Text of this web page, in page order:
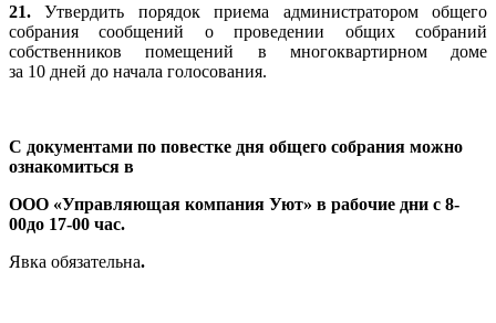
21. Утвердить порядок приема администратором общего
собрания сообщений о проведении общих собраний
собственников помещений в многоквартирном доме
за 10 дней до начала голосования.
С документами по повестке дня общего собрания можно
ознакомиться в
ООО «Управляющая компания Уют» в рабочие дни с 8-
00до 17-00 час.
Явка обязательна.